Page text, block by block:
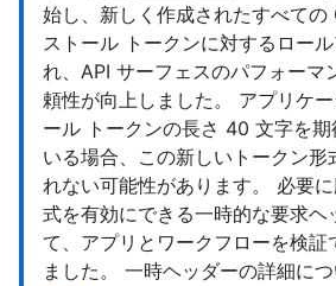
始し、新しく作成されたすべて
ストール トークンに対するロー
れ、API サーフェスのパフォーマ
頼性が向上しました。 アプリケ
ール トークンの長さ 40 文字を期
いる場合、この新しいトークン形
れない可能性があります。 必要
式を有効にできる一時的な要求ヘ
て、アプリとワークフローを検証
ました。 一時ヘッダーの詳細につ